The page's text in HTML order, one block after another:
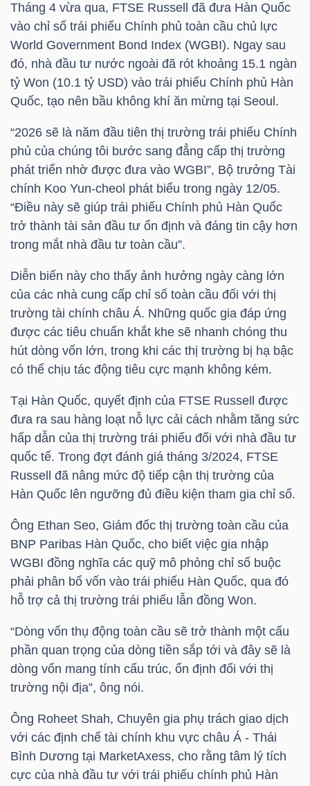
Tháng 4 vừa qua, FTSE Russell đã đưa Hàn Quốc
vào chỉ số trái phiếu Chính phủ toàn cầu chủ lực
World Government Bond Index (WGBI). Ngay sau
đó, nhà đầu tư nước ngoài đã rót khoảng 15.1 ngàn
tỷ Won (10.1 tỷ USD) vào trái phiếu Chính phủ Hàn
Quốc, tạo nên bầu không khí ăn mừng tại Seoul.
“2026 sẽ là năm đầu tiên thị trường trái phiếu Chính
phủ của chúng tôi bước sang đẳng cấp thị trường
phát triển nhờ được đưa vào WGBI”, Bộ trưởng Tài
chính Koo Yun-cheol phát biểu trong ngày 12/05.
“Điều này sẽ giúp trái phiếu Chính phủ Hàn Quốc
trở thành tài sản đầu tư ổn định và đáng tin cậy hơn
trong mắt nhà đầu tư toàn cầu”.
Diễn biến này cho thấy ảnh hưởng ngày càng lớn
của các nhà cung cấp chỉ số toàn cầu đối với thị
trường tài chính châu Á. Những quốc gia đáp ứng
được các tiêu chuẩn khắt khe sẽ nhanh chóng thu
hút dòng vốn lớn, trong khi các thị trường bị hạ bậc
có thể chịu tác động tiêu cực mạnh không kém.
Tại Hàn Quốc, quyết định của FTSE Russell được
đưa ra sau hàng loạt nỗ lực cải cách nhằm tăng sức
hấp dẫn của thị trường trái phiếu đối với nhà đầu tư
quốc tế. Trong đợt đánh giá tháng 3/2024, FTSE
Russell đã nâng mức độ tiếp cận thị trường của
Hàn Quốc lên ngưỡng đủ điều kiện tham gia chỉ số.
Ông Ethan Seo, Giám đốc thị trường toàn cầu của
BNP Paribas Hàn Quốc, cho biết việc gia nhập
WGBI đồng nghĩa các quỹ mô phỏng chỉ số buộc
phải phân bổ vốn vào trái phiếu Hàn Quốc, qua đó
hỗ trợ cả thị trường trái phiếu lẫn đồng Won.
“Dòng vốn thụ động toàn cầu sẽ trở thành một cấu
phần quan trọng của dòng tiền sắp tới và đây sẽ là
dòng vốn mang tính cấu trúc, ổn định đối với thị
trường nội địa”, ông nói.
Ông Roheet Shah, Chuyên gia phụ trách giao dịch
với các định chế tài chính khu vực châu Á - Thái
Bình Dương tại MarketAxess, cho rằng tâm lý tích
cực của nhà đầu tư với trái phiếu chính phủ Hàn
ĐỘNG
SẢN
TÀI
HÓA
TẾ
THẾ
GIỚI
ĐÔNG
DƯƠNG
CHÍNH
NHÂN
PHÂN
TÍCH
VIETSTOCKFINANCE
VĨ
MÔ